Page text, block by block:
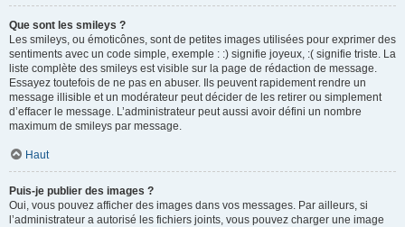
Que sont les smileys ?
Les smileys, ou émoticônes, sont de petites images utilisées pour exprimer des
sentiments avec un code simple, exemple : :) signifie joyeux, :( signifie triste. La
liste complète des smileys est visible sur la page de rédaction de message.
Essayez toutefois de ne pas en abuser. Ils peuvent rapidement rendre un
message illisible et un modérateur peut décider de les retirer ou simplement
d’effacer le message. L’administrateur peut aussi avoir défini un nombre
maximum de smileys par message.
Haut
Puis-je publier des images ?
Oui, vous pouvez afficher des images dans vos messages. Par ailleurs, si
l’administrateur a autorisé les fichiers joints, vous pouvez charger une image